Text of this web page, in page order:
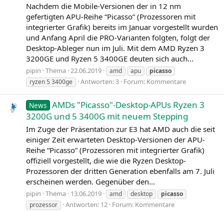
Nachdem die Mobile-Versionen der in 12 nm
gefertigten APU-Reihe “Picasso” (Prozessoren mit
integrierter Grafik) bereits im Januar vorgestellt wurden
und Anfang April die PRO-Varianten folgten, folgt der
Desktop-Ableger nun im Juli. Mit dem AMD Ryzen 3
3200GE und Ryzen 5 3400GE deuten sich auch...
pipin Thema 22.06.2019 amd apu
picasso
ryzen 5 3400ge
Antworten: 3 Forum: Kommentare
News AMDs "Picasso"-Desktop-APUs Ryzen 3
3200G und 5 3400G mit neuem Stepping
Im Zuge der Präsentation zur E3 hat AMD auch die seit
einiger Zeit erwarteten Desktop-Versionen der APU-
Reihe “Picasso” (Prozessoren mit integrierter Grafik)
offiziell vorgestellt, die wie die Ryzen Desktop-
Prozessoren der dritten Generation ebenfalls am 7. Juli
erscheinen werden. Gegenüber den...
pipin Thema 13.06.2019 amd desktop
picasso
prozessor
Antworten: 12 Forum: Kommentare